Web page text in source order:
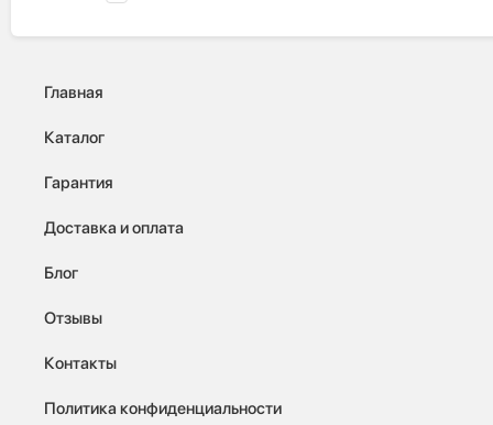
Главная
Каталог
Гарантия
Доставка и оплата
Блог
Отзывы
Контакты
Политика конфиденциальности